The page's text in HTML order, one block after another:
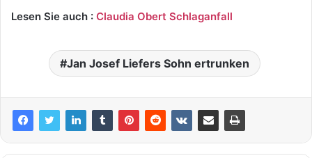
Lesen Sie auch : Claudia Obert Schlaganfall
Jan Josef Liefers Sohn ertrunken